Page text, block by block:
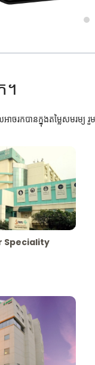
។
ចរកបានក្នុងតម្លៃសមរម្យ
Speciality